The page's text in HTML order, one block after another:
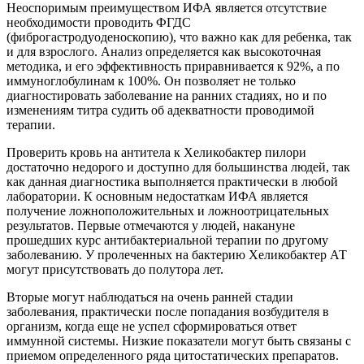
Неоспоримым преимуществом ИФА является отсутствие
необходимости проводить ФГДС
(фиброгастродуоденоскопию), что важно как для ребенка, так
и для взрослого. Анализ определяется как высокоточная
методика, и его эффективность приравнивается к 92%, а по
иммуноглобулинам к 100%. Он позволяет не только
диагностировать заболевание на ранних стадиях, но и по
изменениям титра судить об адекватности проводимой
терапии.
Проверить кровь на антитела к Хеликобактер пилори
достаточно недорого и доступно для большинства людей, так
как данная диагностика выполняется практически в любой
лаборатории. К основным недостаткам ИФА является
получение ложноположительных и ложноотрицательных
результатов. Первые отмечаются у людей, накануне
прошедших курс антибактериальной терапии по другому
заболеванию. У пролеченных на бактерию Хеликобактер АТ
могут присутствовать до полутора лет.
Вторые могут наблюдаться на очень ранней стадии
заболевания, практически после попадания возбудителя в
организм, когда еще не успел сформироваться ответ
иммунной системы. Низкие показатели могут быть связаны с
приемом определенного ряда цитостатических препаратов.